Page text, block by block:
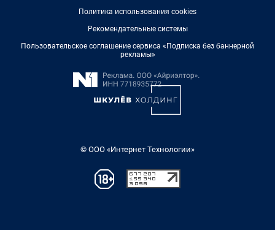
Политика использования cookies
Рекомендательные системы
Пользовательское соглашение сервиса «Подписка без баннерной
рекламы»
© ООО «Интернет Технологии»